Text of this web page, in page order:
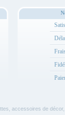
accessoires de